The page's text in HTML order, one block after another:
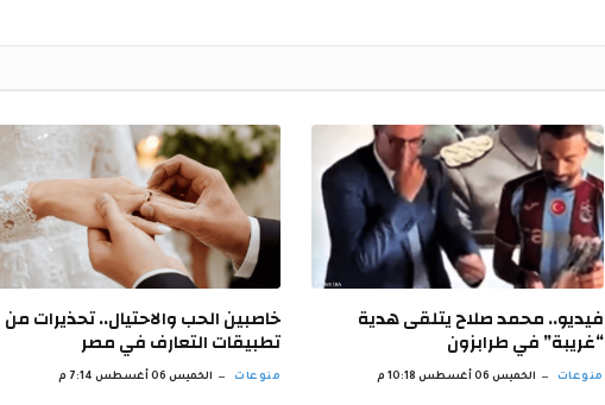
فيديو.. محمد صلاح يتلقى هدية
“غريبة” في طرابزون
منوعات الخميس 06 أغسطس 10:18 م
خاصبين الحب والاحتيال.. تحذيرات من
تطبيقات التعارف في مصر
منوعات الخميس 06 أغسطس 7:14 م